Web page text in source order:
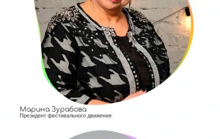
Марина Зурабова
Президент фестивального движения